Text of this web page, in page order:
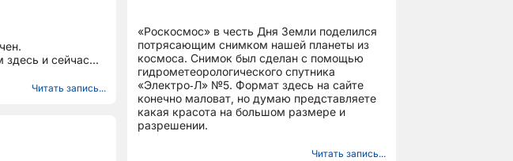
и сейчас...
Читать запись...
«Роскосмос» в честь Дня Земли поделился
потрясающим снимком нашей планеты из
космоса. Снимок был сделан с помощью
гидрометеорологического спутника
«Электро‑Л» №5. Формат здесь на сайте
конечно маловат, но думаю представляете
какая красота на большом размере и
разрешении.
Читать запись...